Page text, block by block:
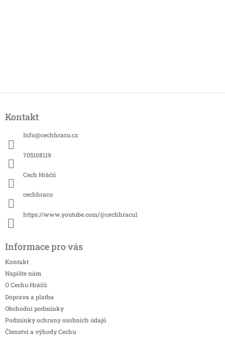
pKontakt
Info@cechhracu.cz
705108119
Cech Hráčů
cechhracu
https://www.youtube.com/@cechhracu1
Informace pro vás
Kontakt
Napište nám
O Cechu Hráčů
Doprava a platba
Obchodní podmínky
Podmínky ochrany osobních údajů
Členství a výhody Cechu